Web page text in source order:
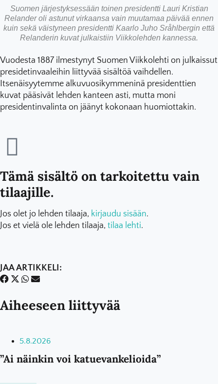
Suomen järjestyksessään toinen presidentti Lauri Kristian
Relander oli astunut virkaansa vain muutamaa päivää ennen
kuin sekä väistyneen presidentti Kaarlo Juho Sråhlbergin että
Relanderin kuvat julkaistiin Viikkolehden kannessa.
Vuodesta 1887 ilmestynyt Suomen Viikkolehti on julkaissut
presidetinvaaleihin liittyvää sisältöä vaihdellen.
Itsenäisyytemme alkuvuosikymmeninä presidenttien
kuvat pääsivät lehden kanteen asti, mutta moni
presidentinvalinta on jäänyt kokonaan huomiottakin.
Tämä sisältö on tarkoitettu vain
tilaajille.
Jos olet jo lehden tilaaja, kirjaudu sisään.
Jos et vielä ole lehden tilaaja, tilaa lehti.
JAA ARTIKKELI:
Aiheeseen liittyvää
5.8.2026
”Ai näinkin voi katuevankelioida”